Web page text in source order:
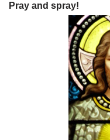
Pray and spray!